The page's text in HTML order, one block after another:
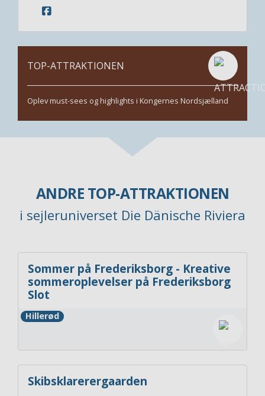
TOP-ATTRAKTIONEN
Oplev must-sees og highlights i Kongernes Nordsjælland
ANDRE TOP-ATTRAKTIONEN
i sejleruniverset Die Dänische Riviera
Sommer på Frederiksborg - Kreative
sommeroplevelser på Frederiksborg
Slot
Hillerød
Skibsklarerergaarden